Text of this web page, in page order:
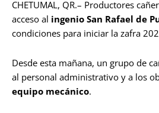
CHETUMAL, QR.– Productores
acceso al ingenio San Rafael de
condiciones para iniciar la zafra
Desde esta mañana, un grupo de
al personal administrativo y a los
equipo mecánico.